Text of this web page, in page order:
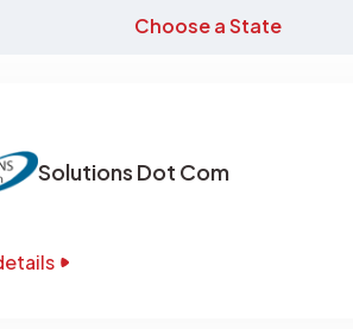
Choose a State
Solutions Dot Com